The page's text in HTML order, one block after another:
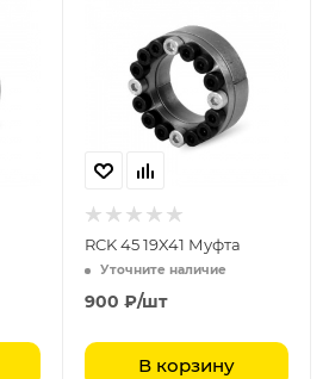
RCK 45 19X41 Муфта
Уточните наличие
900 ₽/шт
В корзину